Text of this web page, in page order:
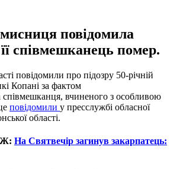
повідомила
її співмешканець помер.
повідомили про підозру 50-річній
Копані за фактом
співмешканця, вчиненого з особливою
повідомили у пресслужбі обласної
області.
На Святвечір загинув закарпатець: